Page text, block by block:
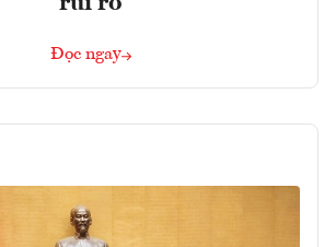
Đọc ngay